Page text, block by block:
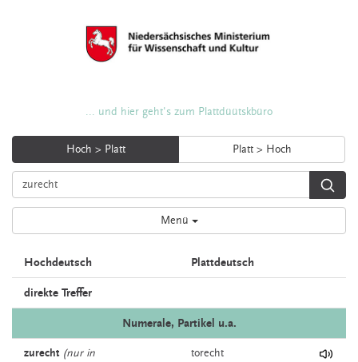
... und hier geht's zum Plattdüütskbüro
Hoch > Platt Platt > Hoch
Menü
Hochdeutsch Plattdeutsch
direkte Treffer
Numerale, Partikel u.a.
zurecht (nur in
torecht